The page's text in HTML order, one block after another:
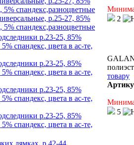
2
товару
5